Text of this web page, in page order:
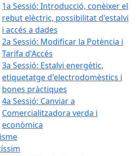
1a Sessió: Introducció, conèixer el
rebut elèctric, possibilitat d'estalvi
i accés a dades
2a Sessió: Modificar la Potència i
Tarifa d'Accés
3a Sessió: Estalvi energètic,
etiquetatge d'electrodomèstics i
bones pràctiques
4a Sessió: Canviar a
Comercialitzadora verda i
econòmica